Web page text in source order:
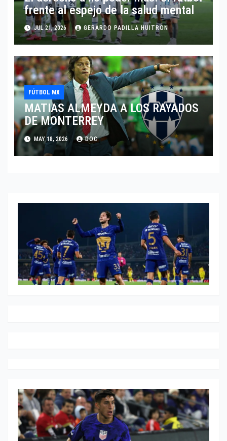
frente al espejo de la salud mental
JUL 21, 2026 GERARDO PADILLA HUITRON
FÚTBOL MX
MATIAS ALMEYDA A LOS RAYADOS
DE MONTERREY
MAY 18, 2026 DOC